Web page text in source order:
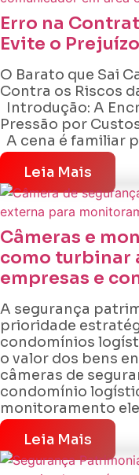
Erro na
Evite o
O Barato que Sai
Contra os Riscos
Introdução: A
Pressão por
A cena é familiar
Leia Mais
Câmeras e
como turbinar
empresas e
A segurança
prioridade
condomínios
o valor dos bens
câmeras de
condomínio
monitoramento
Leia Mais